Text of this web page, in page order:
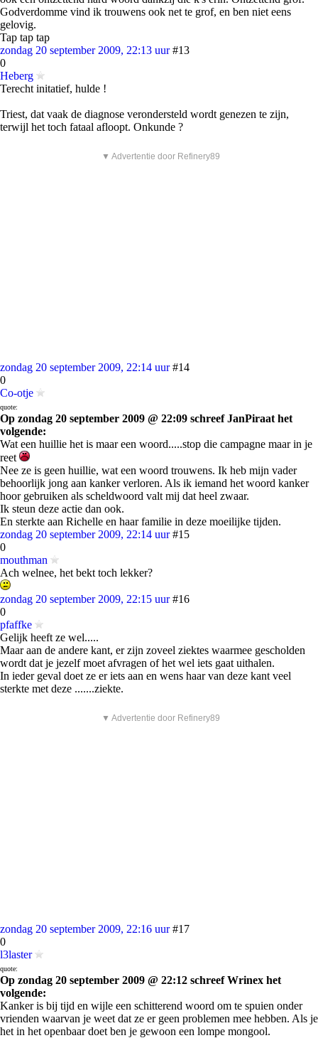
Godverdomme vind ik trouwens ook net te grof, en ben niet eens
gelovig.
Tap tap tap
zondag 20 september 2009, 22:13 uur #13
0
Heberg
Terecht initatief, hulde !
Triest, dat vaak de diagnose verondersteld wordt genezen te zijn,
terwijl het toch fataal afloopt. Onkunde ?
▼ Advertentie door Refinery89
zondag 20 september 2009, 22:14 uur #14
0
Co-otje
quote:
Op zondag 20 september 2009 @ 22:09 schreef JanPiraat het
volgende:
Wat een huillie het is maar een woord.....stop die campagne maar in je
reet
Nee ze is geen huillie, wat een woord trouwens. Ik heb mijn vader
behoorlijk jong aan kanker verloren. Als ik iemand het woord kanker
hoor gebruiken als scheldwoord valt mij dat heel zwaar.
Ik steun deze actie dan ook.
En sterkte aan Richelle en haar familie in deze moeilijke tijden.
zondag 20 september 2009, 22:14 uur #15
0
mouthman
Ach welnee, het bekt toch lekker?
zondag 20 september 2009, 22:15 uur #16
0
pfaffke
Gelijk heeft ze wel.....
Maar aan de andere kant, er zijn zoveel ziektes waarmee gescholden
wordt dat je jezelf moet afvragen of het wel iets gaat uithalen.
In ieder geval doet ze er iets aan en wens haar van deze kant veel
sterkte met deze .......ziekte.
▼ Advertentie door Refinery89
zondag 20 september 2009, 22:16 uur #17
0
l3laster
quote:
Op zondag 20 september 2009 @ 22:12 schreef Wrinex het
volgende:
Kanker is bij tijd en wijle een schitterend woord om te spuien onder
vrienden waarvan je weet dat ze er geen problemen mee hebben. Als je
het in het openbaar doet ben je gewoon een lompe mongool.